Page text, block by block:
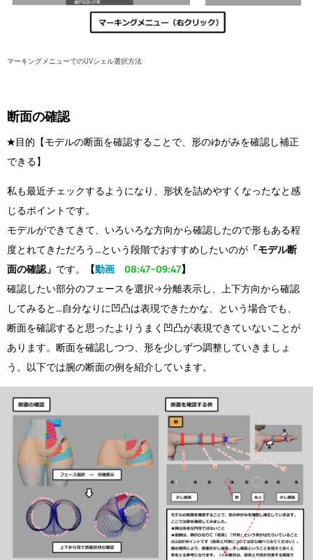
マーキングメニューでのUVシェル選択方法
断面の確認
★目的【モデルの断面を確認することで、形のゆがみを確認し補正
できる】
私も最近チェックするようになり、形状を詰めやすくなったなと感
じるポイントです。
モデルができてきて、いろいろな方向から確認したので形もある程
度とれてきただろう…という段階でおすすめしたいのが 「モデル断
面の確認」 です。 【動画 08:47~09:47】
確認したい部分のフェースを選択→分離表示し、上下方向から確認
してみると…自分なりに凹凸は表現できたかな、という場合でも、
断面を確認すると思ったよりうまく凹凸が表現できていないことが
あります。断面を確認しつつ、形を少しずつ調整していきましょ
う。以下では腕の断面の例を紹介しています。